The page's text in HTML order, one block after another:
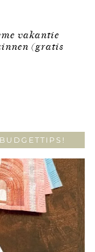
vakantie
(gratis